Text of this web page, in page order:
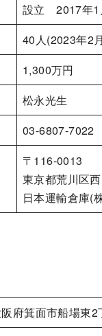
設立 2017年1
40人(2023年2
1,300万円
松永光生
03-6807-7022
〒116-0013
東京都荒川区
日本運輸倉庫(
府箕面市船場東2